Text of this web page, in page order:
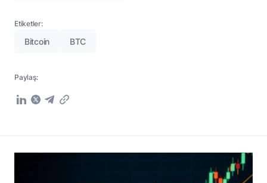
Paylaş:
Etiketler:
Bitcoin BTC